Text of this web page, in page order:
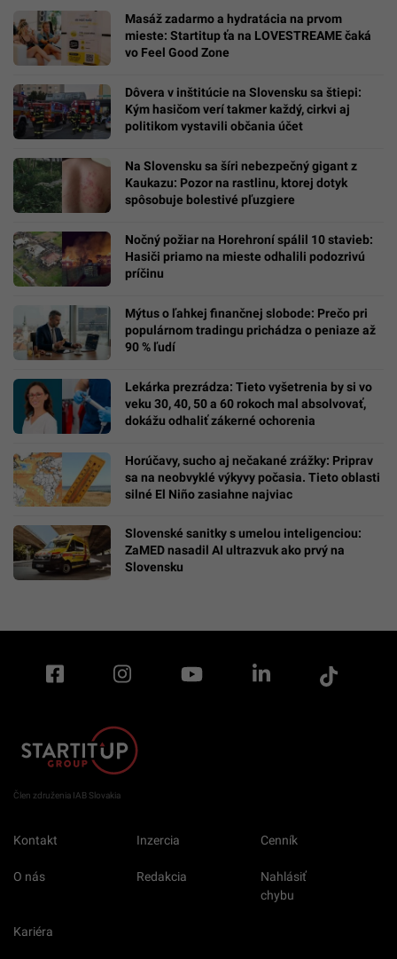
Masáž zadarmo a hydratácia na prvom
mieste: Startitup ťa na LOVESTREAME čaká
vo Feel Good Zone
Dôvera v inštitúcie na Slovensku sa štiepi:
Kým hasičom verí takmer každý, cirkvi aj
politikom vystavili občania účet
Na Slovensku sa šíri nebezpečný gigant z
Kaukazu: Pozor na rastlinu, ktorej dotyk
spôsobuje bolestivé pľuzgiere
Nočný požiar na Horehroní spálil 10 stavieb:
Hasiči priamo na mieste odhalili podozrivú
príčinu
Mýtus o ľahkej finančnej slobode: Prečo pri
populárnom tradingu prichádza o peniaze až
90 % ľudí
Lekárka prezrádza: Tieto vyšetrenia by si vo
veku 30, 40, 50 a 60 rokoch mal absolvovať,
dokážu odhaliť zákerné ochorenia
Horúčavy, sucho aj nečakané zrážky: Priprav
sa na neobvyklé výkyvy počasia. Tieto oblasti
silné El Niño zasiahne najviac
Slovenské sanitky s umelou inteligenciou:
ZaMED nasadil AI ultrazvuk ako prvý na
Slovensku
Člen združenia IAB Slovakia
Kontakt Inzercia Cenník
O nás Redakcia
Nahlásiť
chybu
Kariéra